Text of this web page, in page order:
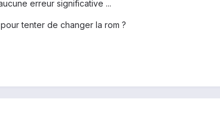
erreur significative ...
tenter de changer la rom ?